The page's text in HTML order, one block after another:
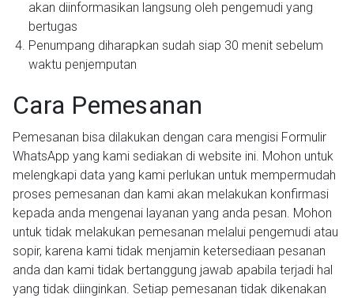
akan diinformasikan langsung oleh pengemudi yang
bertugas
Penumpang diharapkan sudah siap 30 menit sebelum
waktu penjemputan
Cara Pemesanan
Pemesanan bisa dilakukan dengan cara mengisi Formulir
WhatsApp yang kami sediakan di website ini. Mohon untuk
melengkapi data yang kami perlukan untuk mempermudah
proses pemesanan dan kami akan melakukan konfirmasi
kepada anda mengenai layanan yang anda pesan. Mohon
untuk tidak melakukan pemesanan melalui pengemudi atau
sopir, karena kami tidak menjamin ketersediaan pesanan
anda dan kami tidak bertanggung jawab apabila terjadi hal
yang tidak diinginkan. Setiap pemesanan tidak dikenakan